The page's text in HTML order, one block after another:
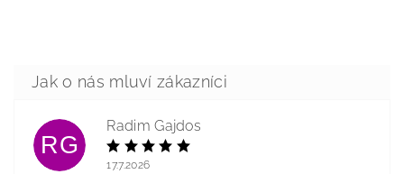
RG
Radim Gajdos
17.7.2026